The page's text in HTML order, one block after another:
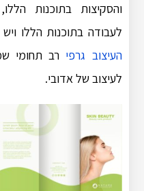
והסקיצות בתוכנות
לעבודה בתוכנות הללו
העיצוב גרפי רב תחומי
לעיצוב של אדובי.